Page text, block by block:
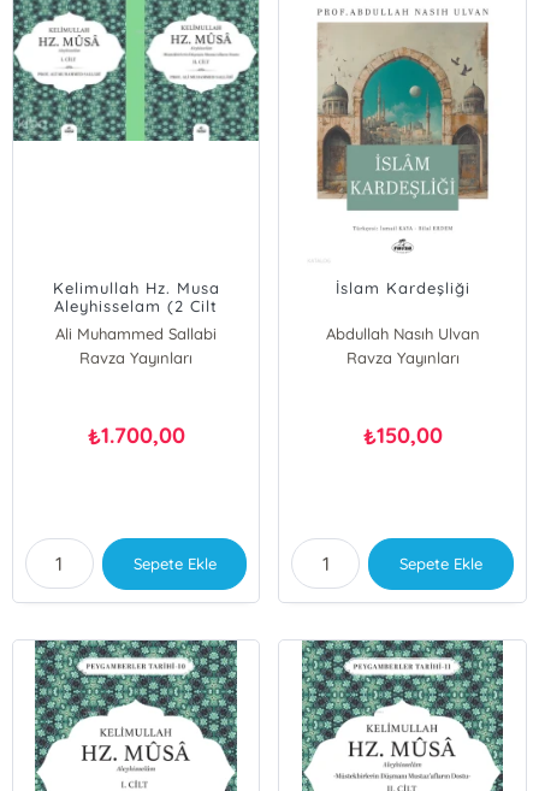
Kelimullah Hz. Musa
Aleyhisselam (2 Cilt
Takım)
Ali Muhammed Sallabi
Ravza Yayınları
₺1.700,00
Sepete Ekle
İslam Kardeşliği
Abdullah Nasıh Ulvan
Ravza Yayınları
₺150,00
Sepete Ekle